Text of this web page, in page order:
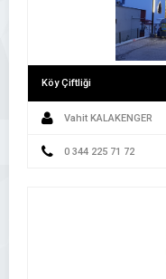
Köy Çiftliği
Vahit KALAKENGER
0 344 225 71 72